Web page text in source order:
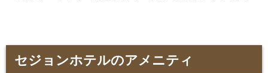
セジョンホテルのアメニティ